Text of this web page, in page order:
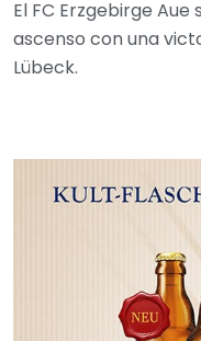
El FC Erzgebirge
ascenso con una
Lübeck.